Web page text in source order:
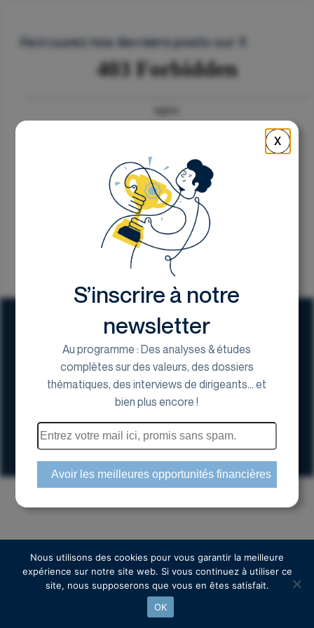
17 Avenue George V, 75008 Paris
Espace actionnaire
Copyright © 2024 Euroland Corporate
Retrouvez nos derniers posts sur X
X
S’inscrire à notre
newsletter
Au programme : Des analyses & études
complètes sur des valeurs, des dossiers
thématiques, des interviews de dirigeants... et
bien plus encore !
Nous utilisons des cookies pour vous garantir la meilleure
expérience sur notre site web. Si vous continuez à utiliser ce
site, nous supposerons que vous en êtes satisfait.
OK